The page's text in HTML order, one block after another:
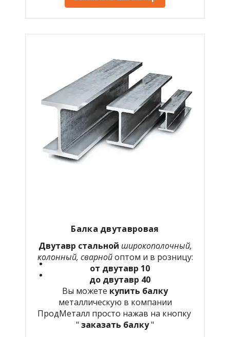
Балка двутавровая
Двутавр стальной широкополочный,
колонный, сварнойоптом и в розницу:
от двутавр 10
до двутавр 40
Вы можете купить балку
металлическую в компании
ПродМеталл просто нажав на кнопку
" заказать балку"